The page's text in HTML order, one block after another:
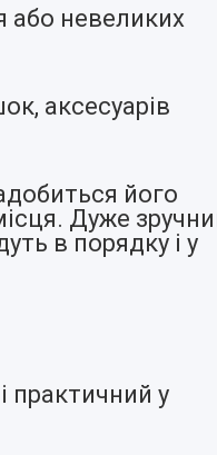
або невеликих
аксесуарів
його
Дуже
в порядку і у
практичний у